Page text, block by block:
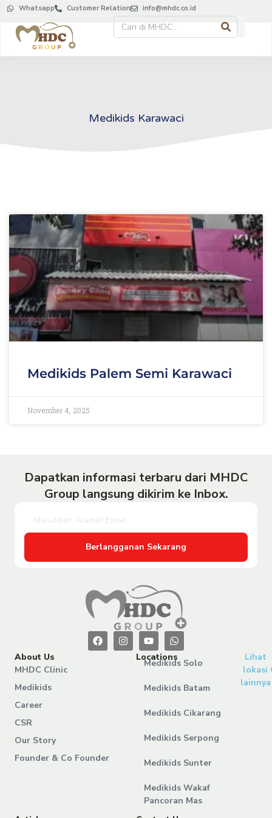
Whatsapp Customer Relation info@mhdc.co.id
Medikids Karawaci
Medikids Palem Semi Karawaci
November 4, 2025
Dapatkan informasi terbaru dari MHDC
Group langsung dikirim ke Inbox.
Berlangganan Sekarang
About Us
MHDC Clinic
Medikids
Career
CSR
Our Story
Founder & Co Founder
Locations
Medikids Solo
Medikids Batam
Medikids Cikarang
Medikids Serpong
Medikids Sunter
Medikids Wakaf
Pancoran Mas
Lihat
lokasi
lainnya